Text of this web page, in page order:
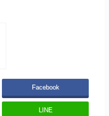
Facebook
LINE